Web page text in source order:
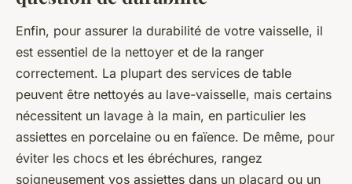
Enfin, pour assurer la durabilité de votre vaisselle, il
est essentiel de la nettoyer et de la ranger
correctement. La plupart des services de table
peuvent être nettoyés au lave-vaisselle, mais certains
nécessitent un lavage à la main, en particulier les
assiettes en porcelaine ou en faïence. De même, pour
éviter les chocs et les ébréchures, rangez
soigneusement vos assiettes dans un placard ou un